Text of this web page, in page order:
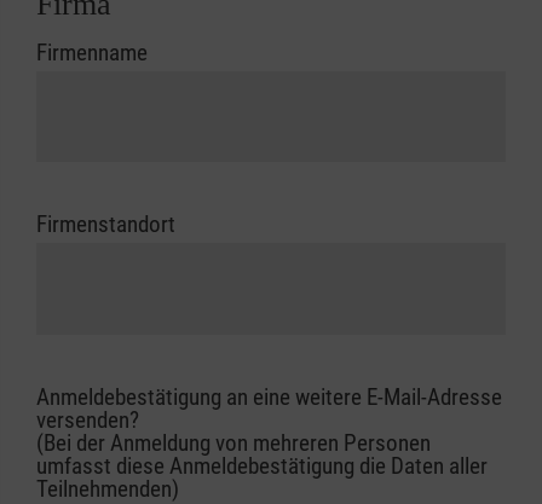
Firmenname
Firmenstandort
Anmeldebestätigung an eine weitere E-Mail-Adresse
versenden?
(Bei der Anmeldung von mehreren Personen
umfasst diese Anmeldebestätigung die Daten aller
Teilnehmenden)